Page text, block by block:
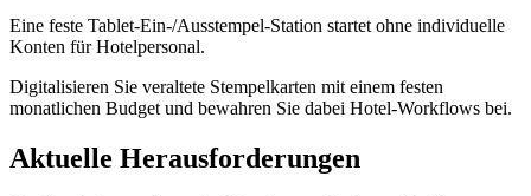
Eine feste Tablet-Ein-/Ausstempel-Station startet ohne individuelle
Konten für Hotelpersonal.
Digitalisieren Sie veraltete Stempelkarten mit einem festen
monatlichen Budget und bewahren Sie dabei Hotel-Workflows bei.
Aktuelle Herausforderungen